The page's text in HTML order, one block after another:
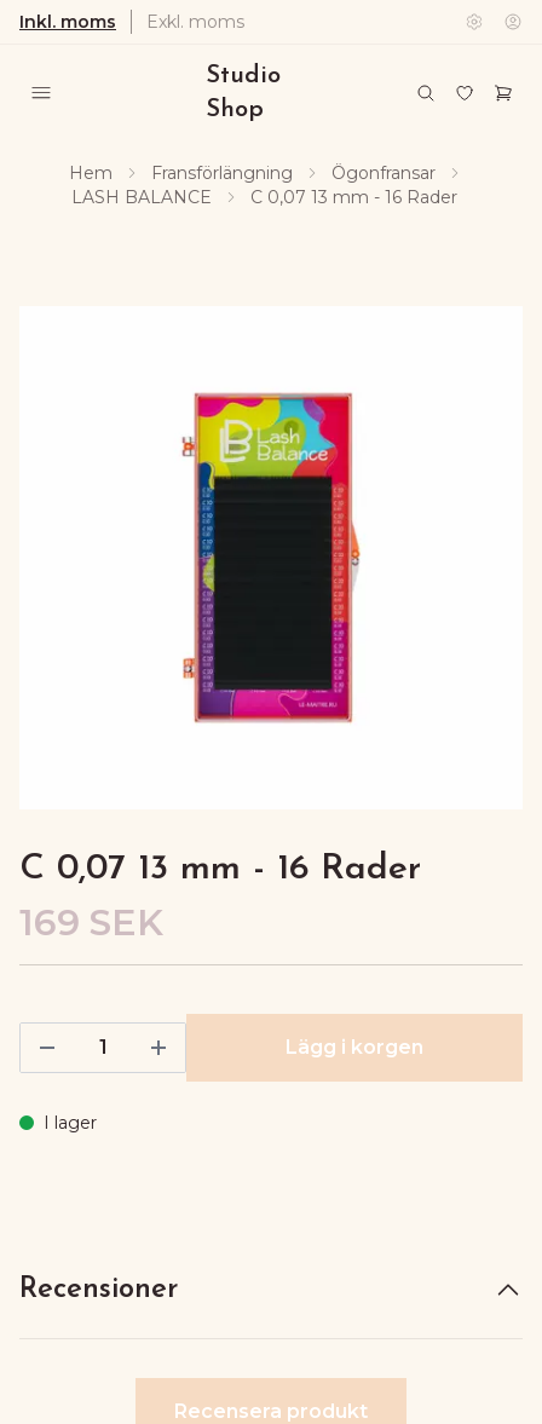
Inkl. moms Exkl. moms
Studio
Shop
Hem Fransförlängning
Ögonfransar
LASH BALANCE
C 0,07 13 mm - 16 Rader
C 0,07 13 mm - 16 Rader
169 SEK
Lägg i korgen
I lager
Recensioner
Recensera produkt